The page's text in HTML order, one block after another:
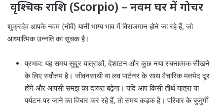
वृश्चिक राशि (Scorpio) – नवम घर में गोचर
शुक्रदेव आपके नवम (नौवें) यानी भाग्य भाव में विराजमान होने जा रहे हैं, जो
आध्यात्मिक उन्नति का सूचक है।
प्रभाव: यह समय सुदूर यात्राओं, देशाटन और कुछ नया रचनात्मक सीखने
के लिए सर्वोत्तम है। जीवनसाथी या लव पार्टनर के साथ वैचारिक मतभेद दूर
होंगे और आपसी समझ का दायरा बढ़ेगा। यदि आप किसी तीर्थ यात्रा या
पर्यटन पर जाने का विचार कर रहे हैं, तो समय कड़क है। परिवार के बुजुर्गों